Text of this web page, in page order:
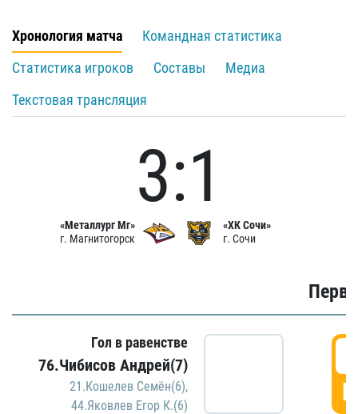
Хронология матча
Командная статистика
Статистика игроков
Составы
Медиа
Текстовая трансляция
«Металлург Мг»
г. Магнитогорск
3:1
«ХК Сочи»
г. Сочи
Гол в равенстве
76.Чибисов Андрей(7)
21.Кошелев Семён(6),
44.Яковлев Егор К.(6)